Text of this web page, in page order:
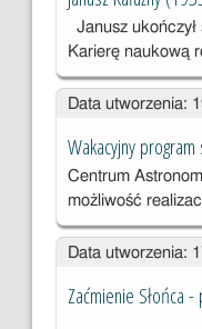
Janusz
Karierę naukową
Data utworzenia:
Wakacyjny
Centrum
możliwość
Data utworzenia:
Zaćmienie Słońca -